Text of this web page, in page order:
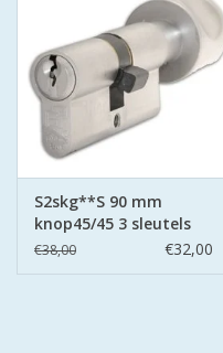
S2skg**S 90 mm
knop45/45 3 sleutels
€38,00 €32,00